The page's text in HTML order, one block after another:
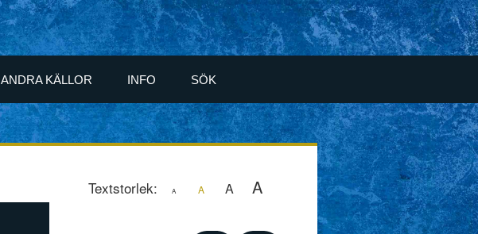
ANDRA KÄLLOR INFO SÖK
Textstorlek: A A A A